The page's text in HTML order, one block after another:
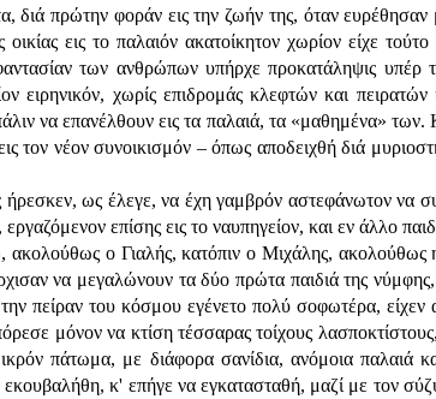
πρώτην φοράν εις την ζωήν της, όταν ευρέθησαν
εις το παλαιόν ακατοίκητον χωρίον είχε τούτο
φαντασίαν των ανθρώπων υπήρχε προκατάληψις
ειρηνικόν, χωρίς επιδρομάς κλεφτών και
να επανέλθουν εις τα παλαιά, τα «μαθημένα»
τον νέον συνοικισμόν – όπως αποδειχθή διά
ως έλεγε, να έχη γαμβρόν αστεφάνωτον να
επίσης εις το ναυπηγείον, και εν άλλο
ακολούθως ο Γιαλής, κατόπιν ο Μιχάλης,
να μεγαλώνουν τα δύο πρώτα παιδιά της
πείραν του κόσμου εγένετο πολύ σοφωτέρα,
μόνον να κτίση τέσσαρας τοίχους
πάτωμα, με διάφορα σανίδια, ανόμοια παλαιά
κ' επήγε να εγκατασταθή, μαζί με τον